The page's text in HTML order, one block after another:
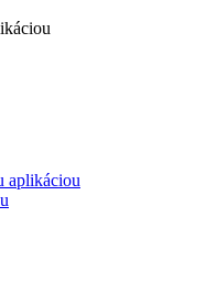
aplikáciou